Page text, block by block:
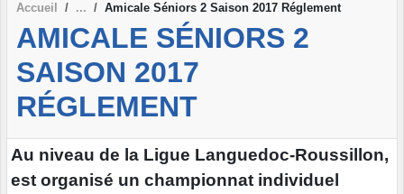
Accueil Amicale Séniors 2 Saison 2017 Réglement
AMICALE SÉNIORS 2
SAISON 2017
RÉGLEMENT
Au niveau de la Ligue Languedoc-Roussillon,
est organisé un championnat individuel